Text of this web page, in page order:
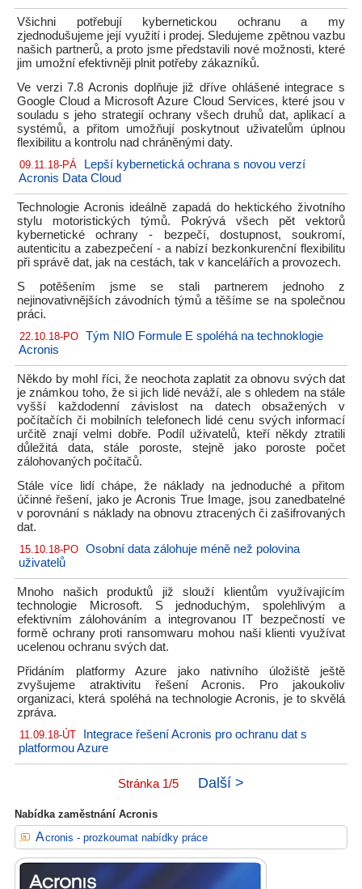
Všichni potřebují kybernetickou ochranu a my
zjednodušujeme její využití i prodej. Sledujeme zpětnou vazbu
našich partnerů, a proto jsme představili nové možnosti, které
jim umožní efektivněji plnit potřeby zákazníků.
Ve verzi 7.8 Acronis doplňuje již dříve ohlášené integrace s
Google Cloud a Microsoft Azure Cloud Services, které jsou v
souladu s jeho strategií ochrany všech druhů dat, aplikací a
systémů, a přitom umožňují poskytnout uživatelům úplnou
flexibilitu a kontrolu nad chráněnými daty.
09.11.18-PÁ
Lepší kybernetická ochrana s novou verzí
Acronis Data Cloud
Technologie Acronis ideálně zapadá do hektického životního
stylu motoristických týmů. Pokrývá všech pět vektorů
kybernetické ochrany - bezpečí, dostupnost, soukromí,
autenticitu a zabezpečení - a nabízí bezkonkurenční flexibilitu
při správě dat, jak na cestách, tak v kancelářích a provozech.
S potěšením jsme se stali partnerem jednoho z
nejinovativnějších závodních týmů a těšíme se na společnou
práci.
22.10.18-PO Tým NIO Formule E spoléhá na technoklogie
Acronis
Někdo by mohl říci, že neochota zaplatit za obnovu svých dat
je známkou toho, že si jich lidé neváží, ale s ohledem na stále
vyšší každodenní závislost na datech obsažených v
počítačích či mobilních telefonech lidé cenu svých informací
určitě znají velmi dobře. Podíl uživatelů, kteří někdy ztratili
důležitá data, stále poroste, stejně jako poroste počet
zálohovaných počítačů.
Stále více lidí chápe, že náklady na jednoduché a přitom
účinné řešení, jako je Acronis True Image, jsou zanedbatelné
v porovnání s náklady na obnovu ztracených či zašifrovaných
dat.
15.10.18-PO Osobní data zálohuje méně než polovina
uživatelů
Mnoho našich produktů již slouží klientům využívajícím
technologie Microsoft. S jednoduchým, spolehlivým a
efektivním zálohováním a integrovanou IT bezpečností ve
formě ochrany proti ransomwaru mohou naši klienti využívat
ucelenou ochranu svých dat.
Přidáním platformy Azure jako nativního úložiště ještě
zvyšujeme atraktivitu řešení Acronis. Pro jakoukoliv
organizaci, která spoléhá na technologie Acronis, je to skvělá
zpráva.
11.09.18-ÚT
Integrace řešení Acronis pro ochranu dat s
platformou Azure
Stránka 1/5 Další >
Nabídka zaměstnání Acronis
Acronis - prozkoumat nabídky práce